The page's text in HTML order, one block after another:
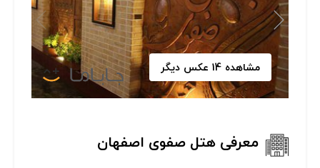
مشاهده 14 عکس دیگر
معرفی هتل صفوی اصفهان